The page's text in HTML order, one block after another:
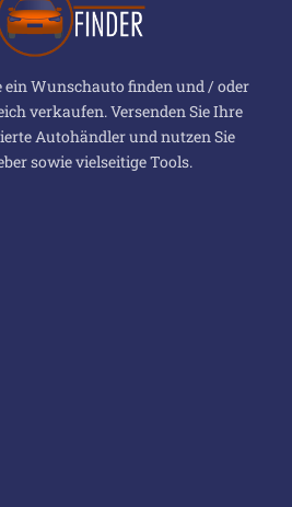
Wunschauto finden und / oder
verkaufen. Versenden Sie Ihre
Autohändler und nutzen Sie
sowie vielseitige Tools.